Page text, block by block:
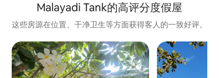
Malayadi Tank的高评分度假屋
这些房源在位置、干净卫生等方面获得客人的一致好评。